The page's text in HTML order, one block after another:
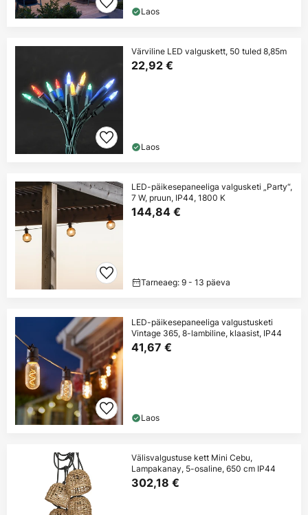
Laos
Värviline LED valguskett, 50 tuled 8,85m
22,92 €
Laos
LED-päikesepaneeliga valgusketi „Party“,
7 W, pruun, IP44, 1800 K
144,84 €
Tarneaeg: 9 - 13 päeva
LED-päikesepaneeliga valgustusketi
Vintage 365, 8-lambiline, klaasist, IP44
41,67 €
Laos
Välisvalgustuse kett Mini Cebu,
Lampakanay, 5-osaline, 650 cm IP44
302,18 €